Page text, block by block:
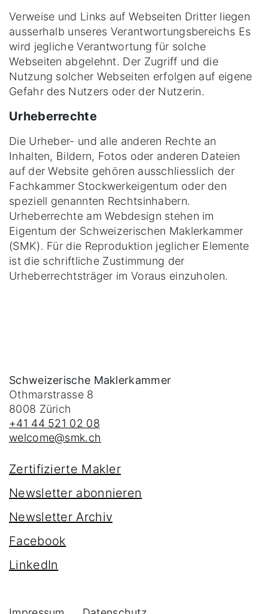
Verweise und Links auf Webseiten Dritter liegen
ausserhalb unseres Verantwortungsbereichs Es
wird jegliche Verantwortung für solche
Webseiten abgelehnt. Der Zugriff und die
Nutzung solcher Webseiten erfolgen auf eigene
Gefahr des Nutzers oder der Nutzerin.
Urheberrechte
Die Urheber- und alle anderen Rechte an
Inhalten, Bildern, Fotos oder anderen Dateien
auf der Website gehören ausschliesslich der
Fachkammer Stockwerkeigentum oder den
speziell genannten Rechtsinhabern.
Urheberrechte am Webdesign stehen im
Eigentum der Schweizerischen Maklerkammer
(SMK). Für die Reproduktion jeglicher Elemente
ist die schriftliche Zustimmung der
Urheberrechtsträger im Voraus einzuholen.
Schweizerische Maklerkammer
Othmarstrasse 8
8008 Zürich
+41 44 521 02 08
welcome@smk.ch
Zertifizierte Makler
Newsletter abonnieren
Newsletter Archiv
Facebook
LinkedIn